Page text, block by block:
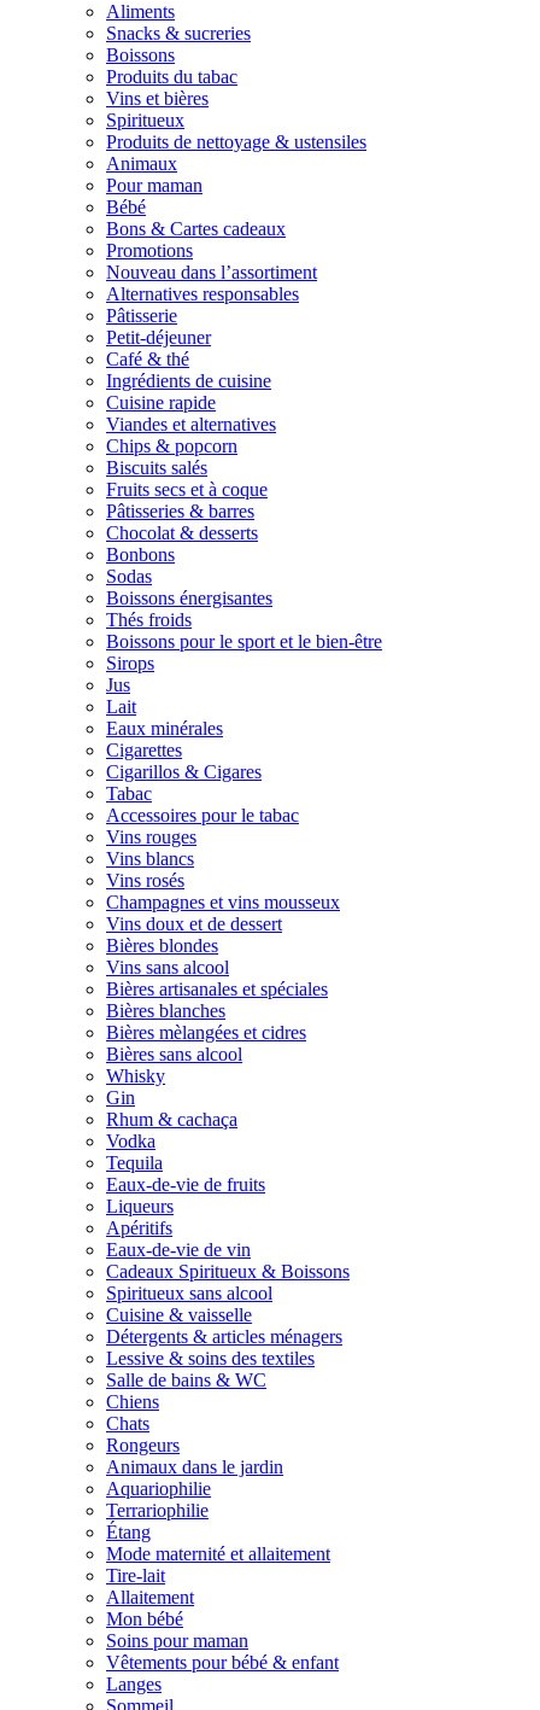
Aliments
Snacks & sucreries
Boissons
Produits du tabac
Vins et bières
Spiritueux
Produits de nettoyage & ustensiles
Animaux
Pour maman
Bébé
Bons & Cartes cadeaux
Promotions
Nouveau dans l’assortiment
Alternatives responsables
Pâtisserie
Petit-déjeuner
Café & thé
Ingrédients de cuisine
Cuisine rapide
Viandes et alternatives
Chips & popcorn
Biscuits salés
Fruits secs et à coque
Pâtisseries & barres
Chocolat & desserts
Bonbons
Sodas
Boissons énergisantes
Thés froids
Boissons pour le sport et le bien-être
Sirops
Jus
Lait
Eaux minérales
Cigarettes
Cigarillos & Cigares
Tabac
Accessoires pour le tabac
Vins rouges
Vins blancs
Vins rosés
Champagnes et vins mousseux
Vins doux et de dessert
Bières blondes
Vins sans alcool
Bières artisanales et spéciales
Bières blanches
Bières mèlangées et cidres
Bières sans alcool
Whisky
Gin
Rhum & cachaça
Vodka
Tequila
Eaux-de-vie de fruits
Liqueurs
Apéritifs
Eaux-de-vie de vin
Cadeaux Spiritueux & Boissons
Spiritueux sans alcool
Cuisine & vaisselle
Détergents & articles ménagers
Lessive & soins des textiles
Salle de bains & WC
Chiens
Chats
Rongeurs
Animaux dans le jardin
Aquariophilie
Terrariophilie
Étang
Mode maternité et allaitement
Tire-lait
Allaitement
Mon bébé
Soins pour maman
Vêtements pour bébé & enfant
Langes
Sommeil